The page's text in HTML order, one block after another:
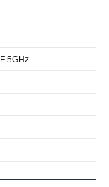
5GHz